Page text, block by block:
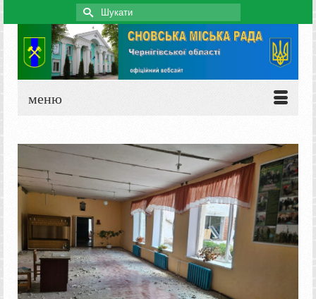
Search
for:
меню